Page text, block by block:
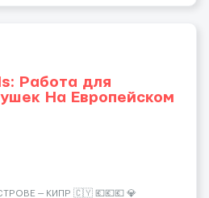
Работа для
На Европейском
— КИПР 🇨🇾 💶💶💶 💎